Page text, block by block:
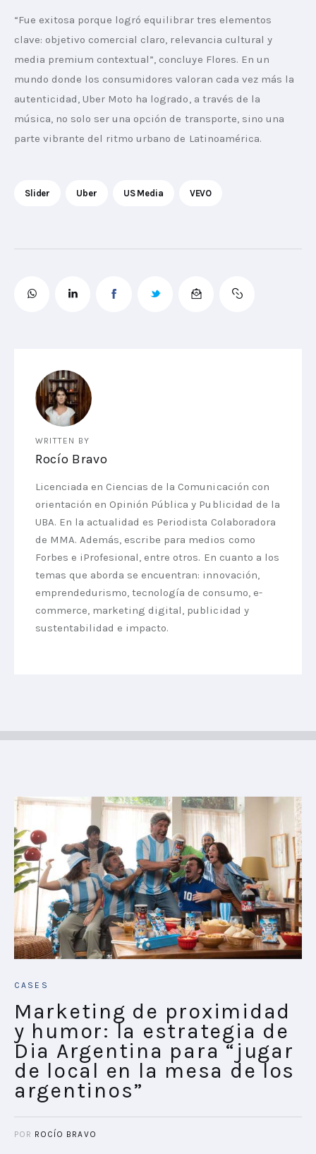
“Fue exitosa porque logró equilibrar tres elementos
clave: objetivo comercial claro, relevancia cultural y
media premium contextual”, concluye Flores. En un
mundo donde los consumidores valoran cada vez más la
autenticidad, Uber Moto ha logrado, a través de la
música, no solo ser una opción de transporte, sino una
parte vibrante del ritmo urbano de Latinoamérica.
Slider Uber US Media VEVO
WRITTEN BY
Rocío Bravo
Licenciada en Ciencias de la Comunicación con
orientación en Opinión Pública y Publicidad de la
UBA. En la actualidad es Periodista Colaboradora
de MMA. Además, escribe para medios como
Forbes e iProfesional, entre otros. En cuanto a los
temas que aborda se encuentran: innovación,
emprendedurismo, tecnología de consumo, e-
commerce, marketing digital, publicidad y
sustentabilidad e impacto.
CASES
Marketing de proximidad
y humor: la estrategia de
Dia Argentina para “jugar
de local en la mesa de los
argentinos”
POR ROCÍO BRAVO